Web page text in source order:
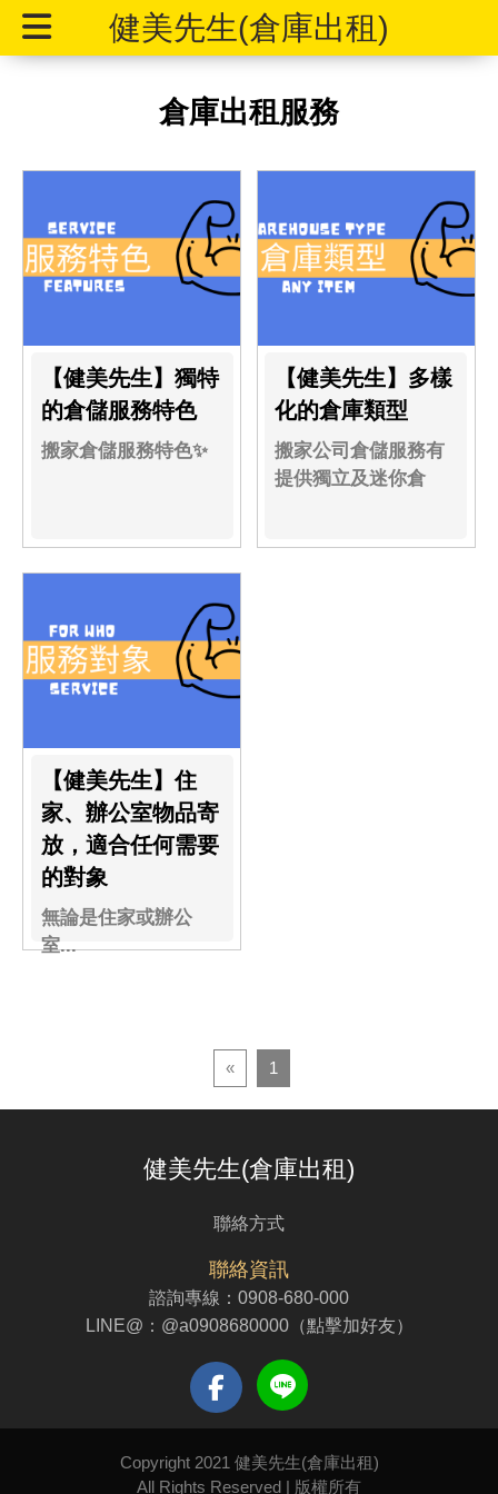
健美先生(倉庫出租)
倉庫出租服務
【健美先生】獨特
的倉儲服務特色
搬家倉儲服務特色✨
【健美先生】多樣
化的倉庫類型
搬家公司倉儲服務有
提供獨立及迷你倉
【健美先生】住
家、辦公室物品寄
放，適合任何需要
的對象
無論是住家或辦公
室...
« 1
健美先生(倉庫出租)
聯絡方式
聯絡資訊
諮詢專線： 0908-680-000
LINE@： @a0908680000（點擊加好友）
Copyright 2021 健美先生(倉庫出租)
All Rights Reserved | 版權所有